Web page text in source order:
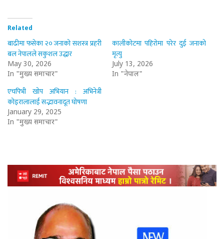
Related
बाढीमा फसेका २० जनाको सशस्त्र प्रहरी
बल नेपालले सकुशल उद्धार
May 30, 2026
In "मुख्य समाचार"
कालीकोटमा पहिरोमा परेर दुई जनाको
मृत्यु
July 13, 2026
In "नेपाल"
एचपिभी खोप अभियान : अभिनेत्री
कोइरालालाई सद्भावनादूत घोषणा
January 29, 2025
In "मुख्य समाचार"